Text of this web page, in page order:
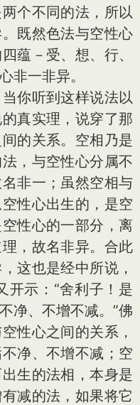
个不同的法，所以
既然色法与空性心
蕴－受、想、行、
非一非异。
你听到这样说法以
真实理，说穿了那
的关系。空相乃是
，与空性心分属不
非一；虽然空相与
性心出生的，是空
性心的一部分，离
，故名非异。合此
这也是经中所说，
开示：“舍利子！是
净、不增不减。”佛
性心之间的关系，
净、不增不减；空
生的法相，本身是
减的法，如果将它